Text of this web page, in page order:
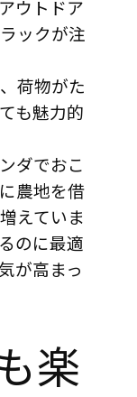
ウトドア
ックが注
荷物がた
も魅力的
ダでおこ
農地を借
えていま
のに最適
が高まっ
楽